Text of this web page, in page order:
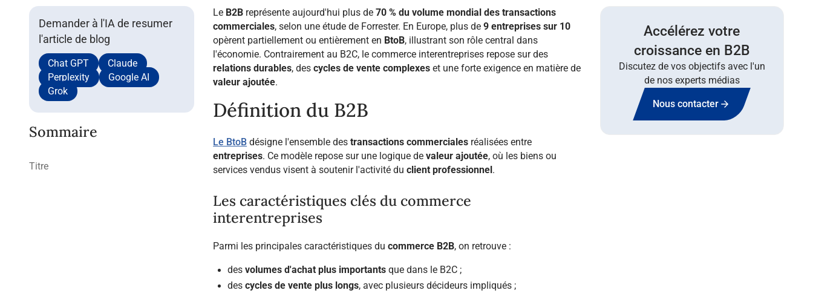
Demander à l'IA de resumer
l'article de blog
Chat GPT
Claude
Perplexity
Google AI
Grok
Sommaire
Titre
Le B2B représente aujourd'hui plus de70 % du volume mondial des transactions
commerciales, selon une étude de Forrester. En Europe, plus de9 entreprises sur 10
opèrent partiellement ou entièrement en BtoB, illustrant son rôle central dans
l'économie. Contrairement au B2C, le commerce interentreprises repose sur des
relations durables, descycles de vente complexes et une forte exigence en matière de
valeur ajoutée.
Définition du B2B
Le BtoB désigne l'ensemble destransactions commerciales réalisées entre
entreprises. Ce modèle repose sur une logique devaleur ajoutée, où les biens ou
services vendus visent à soutenir l'activité duclient professionnel .
Les caractéristiques clés du commerce
interentreprises
Parmi les principales caractéristiques ducommerce B2B, on retrouve :
des volumes d'achat plus importantsque dans le B2C ;
des cycles de vente plus longs, avec plusieurs décideurs impliqués ;
Accélérez votre
croissance en B2B
Discutez de vos objectifs avec l'un
de nos experts médias
Nous contacter